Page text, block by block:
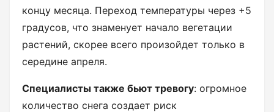
концу месяца. Переход температуры через +5
градусов, что знаменует начало вегетации
растений, скорее всего произойдет только в
середине апреля.
Специалисты также бьют тревогу: огромное
количество снега создает риск